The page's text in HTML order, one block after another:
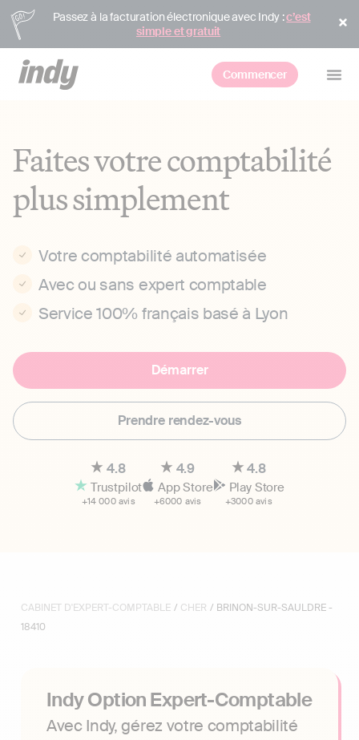
Passez à la facturation électronique avec Indy :c’est
simple et gratuit
Commencer
Faites votre comptabilité
plus simplement
Votre comptabilité automatisée
Avec ou sans expert comptable
Service 100% français basé à Lyon
Démarrer
Prendre rendez-vous
4.8
Trustpilot
+14 000 avis
4.9
App Store
+6000 avis
4.8
Play Store
+3000 avis
CABINET D'EXPERT-COMPTABLE / CHER / BRINON-SUR-SAULDRE -
18410
Indy Option Expert-Comptable
Avec Indy, gérez votre comptabilité